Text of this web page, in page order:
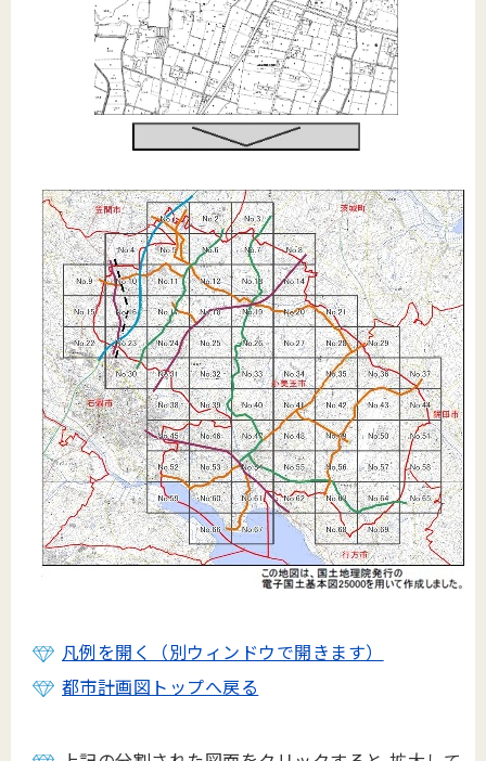
凡例を開く（別ウィンドウで開きます）
都市計画図トップへ戻る